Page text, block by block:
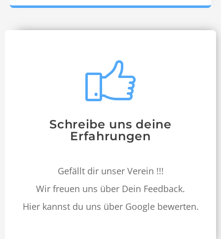
Schreibe uns deine
Erfahrungen
Gefällt dir unser Vere­in !!!
Wir freuen uns über Dein Feed­back.
Hier kannst du uns über Google bewerten.